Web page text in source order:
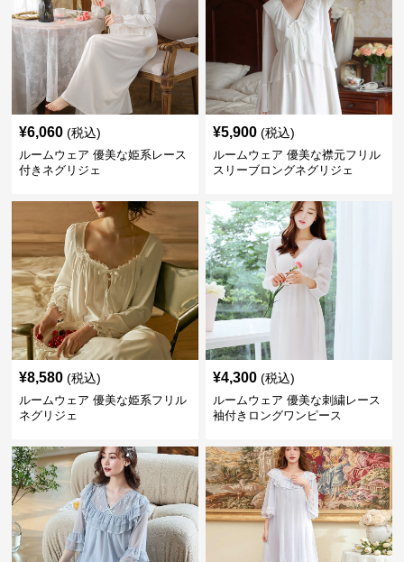
¥6,060 (税込)
ルームウェア 優美な姫系レース
付きネグリジェ
¥5,900 (税込)
ルームウェア 優美な襟元フリル
スリーブロングネグリジェ
¥8,580 (税込)
ルームウェア 優美な姫系フリル
ネグリジェ
¥4,300 (税込)
ルームウェア 優美な刺繍レース
袖付きロングワンピース